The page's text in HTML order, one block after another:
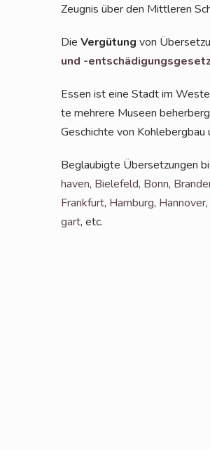
Zeug­nis über den Mitt­le­ren
Die Ver­gü­tung von
und -
Essen ist eine Stadt im
te meh­re­re Muse­en
Geschich­te von
Beglau­big­te Über­set­zun­gen
ha­ven, Bie­le­feld, Bonn,
Frank­furt, Ham­burg, Han­no­ver,
gart, etc.